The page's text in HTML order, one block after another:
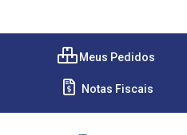
Meus Pedidos
Notas Fiscais